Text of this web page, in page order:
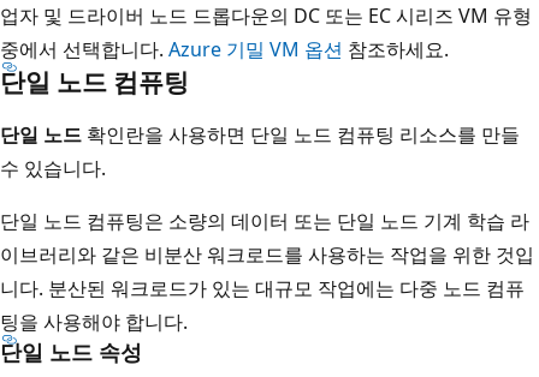
업자 및 드라이버 노드 드롭다운의 DC 또는 EC 시리즈 VM 유형
중에서 선택합니다. Azure 기밀 VM 옵션 참조하세요.
단일 노드 컴퓨팅
단일 노드 확인란을 사용하면 단일 노드 컴퓨팅 리소스를 만들
수 있습니다.
단일 노드 컴퓨팅은 소량의 데이터 또는 단일 노드 기계 학습 라
이브러리와 같은 비분산 워크로드를 사용하는 작업을 위한 것입
니다. 분산된 워크로드가 있는 대규모 작업에는 다중 노드 컴퓨
팅을 사용해야 합니다.
단일 노드 속성